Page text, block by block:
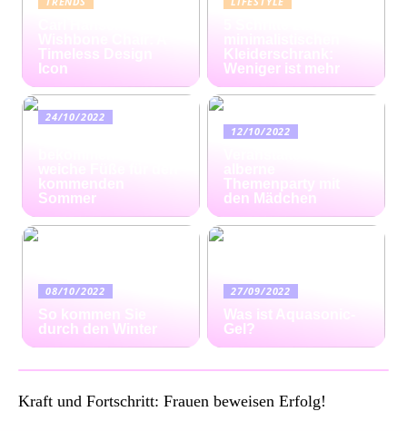
Timeless Design
Icon
Kleiderschrank:
Weniger ist mehr
24/10/2022
kommenden
Sommer
12/10/2022
Themenparty mit
den Mädchen
08/10/2022
So kommen Sie
durch den Winter
27/09/2022
Was ist Aquasonic-
Gel?
Kraft und Fortschritt: Frauen beweisen Erfolg!